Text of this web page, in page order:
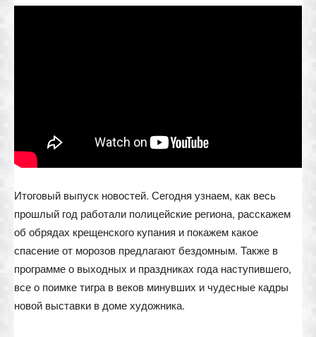
Итоговый выпуск новостей. Сегодня узнаем, как весь
прошлый год работали полицейские региона, расскажем
об обрядах крещенского купания и покажем какое
спасение от морозов предлагают бездомным. Также в
программе о выходных и праздниках года наступившего,
все о поимке тигра в веков минувших и чудесные кадры
новой выставки в доме художника.